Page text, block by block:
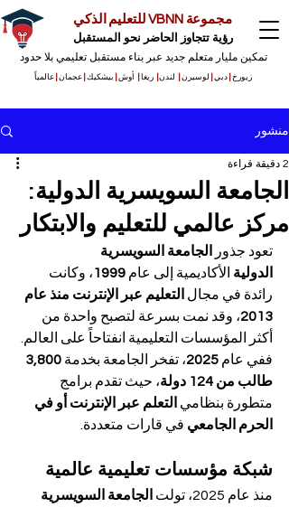
مجموعة VBNN للتعليم الذكي
رؤية تتجاوز الحاضر نحو المستقبل
تمكين مليار متعلم جديد عبر بناء مستقبل تعليمي بلا حدود
زيورخ دبي لوسيرن لندن ريغا أوش بيشكيك عجمان |عالمياً
منشور
الجامعة السويسرية الدولية:
مركز عالمي للتعليم والابتكار
2 دقيقة قراءة
تعود جذور
الجامعة السويسرية
الدولية الأكاديمية إلى عام 1999، وكانت
رائدة في مجال التعليم عبر الإنترنت منذ عام
2013، وقد نمت بسرعة لتصبح واحدة من
أكثر المؤسسات التعليمية انفتاحاً على العالم.
ففي عام 2025، تفخر الجامعة بخدمة
طالب من 124 دولة
، حيث تقدم برامج
متطورة بنظامي التعلم عبر الإنترنت أو في
الحرم الجامعي في قارات متعددة.
شبكة مؤسسات تعليمية عالمية
منذ عام 2025، تولت
الجامعة السويسرية